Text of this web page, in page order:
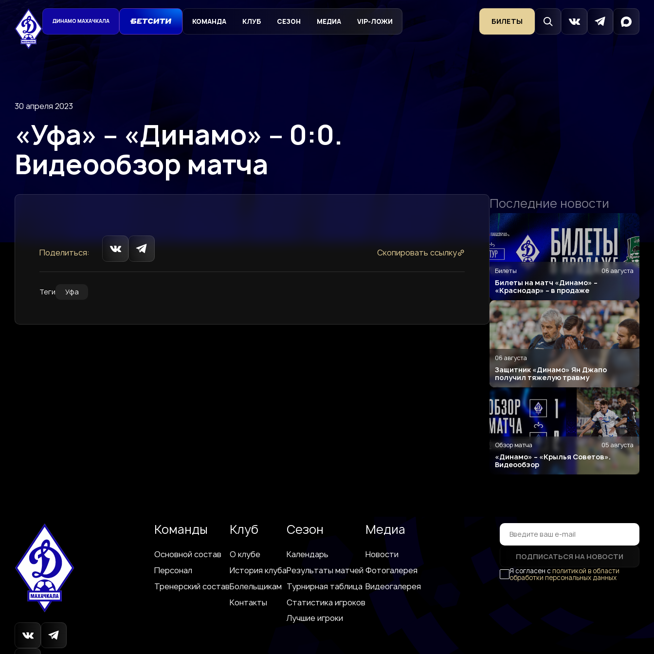
ДИНАМО МАХАЧКАЛА КОМАНДА КЛУБ СЕЗОН МЕДИА VIP-ЛОЖИ БИЛЕТЫ
30 апреля 2023
«Уфа» – «Динамо» – 0:0.
Видеообзор матча
Поделиться: Скопировать ссылку
Теги Уфа
Последние новости
Билеты 06 августа
Билеты на матч «Динамо» –
«Краснодар» – в продаже
06 августа
Защитник «Динамо» Ян Джапо
получил тяжелую травму
Обзор матча 05 августа
«Динамо» – «Крылья Советов».
Видеообзор
Команды
Основной состав
Персонал
Тренерский состав
Клуб
О клубе
История клуба
Болельщикам
Контакты
Сезон
Календарь
Результаты матчей
Турнирная таблица
Статистика игроков
Лучшие игроки
Медиа
Новости
Фотогалерея
Видеогалерея
ПОДПИСАТЬСЯ НА НОВОСТИ
Я согласен сполитикой в области
обработки персональных данных